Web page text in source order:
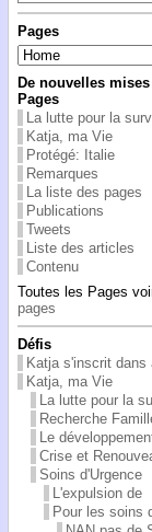
Pages
De nouvelles
Pages
La lutte pour la
Katja, ma Vie
Protégé: Italie
Remarques
La liste des pages
Publications
Tweets
Liste des articles
Contenu
Toutes les Pages
pages
Défis
Katja s'inscrit dans
Katja, ma Vie
La lutte pour la
Recherche
Le
Crise et
Soins d'Urgence
L'expulsion de
Pour les soins